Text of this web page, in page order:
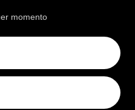
não vamos para
momento